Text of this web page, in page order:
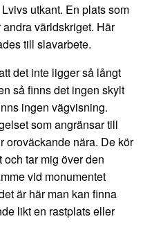
utkant. En plats som
världskriget. Här
till slavarbete.
det inte ligger så långt
så finns det ingen skylt
ingen vägvisning.
som angränsar till
oroväckande nära. De kör
tar mig över den
vid monumentet
är här man kan finna
likt en rastplats eller